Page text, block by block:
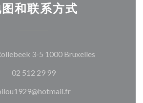
和联系方式
3-5 1000 Bruxelles
02 512 29 99